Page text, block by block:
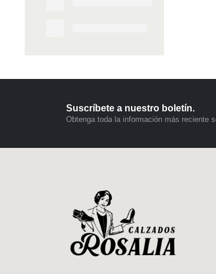
Suscríbete a nuestro boletín.
Obtenga toda la información más reciente